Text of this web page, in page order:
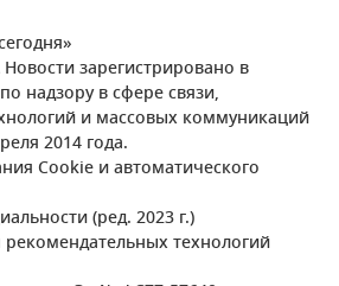
зарегистрировано в
надзору в сфере связи,
и массовых коммуникаций
2014 года.
Cookie и автоматического
(ред. 2023 г.)
технологий